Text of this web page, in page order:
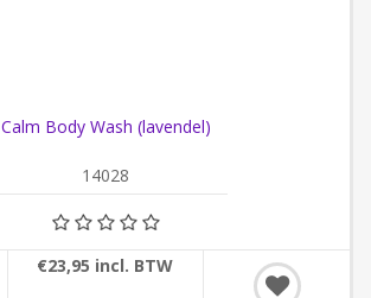
Calm Body Wash (lavendel)
14028
€23,95 incl. BTW